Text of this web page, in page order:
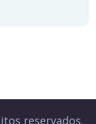
reservados.